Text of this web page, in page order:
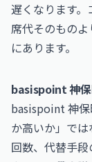
遅くなります。
席代そのものよ
にあります。
basispoint 神保
basispoint 神保
か高いか」で
回数、代替手段